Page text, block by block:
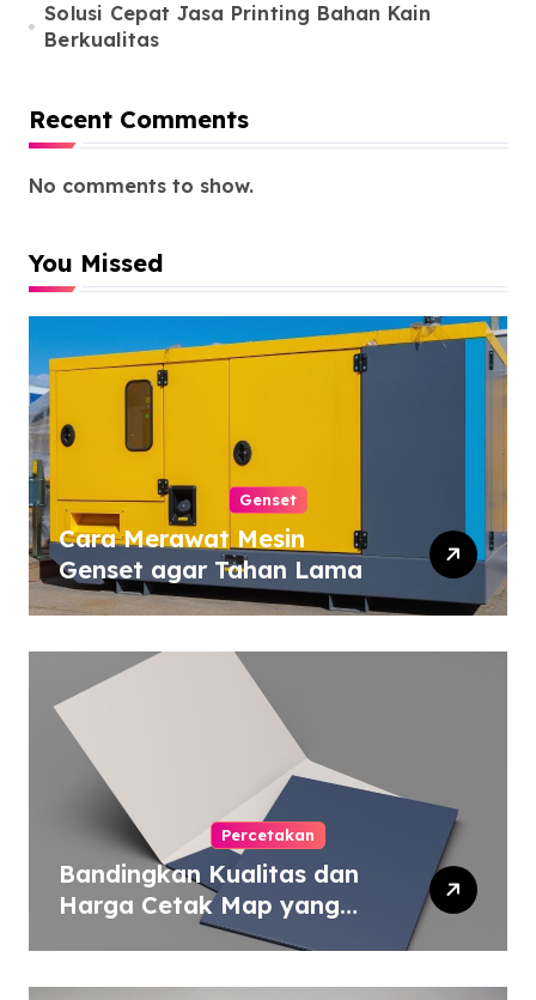
Solusi Cepat Jasa Printing Bahan Kain
Berkualitas
Recent Comments
No comments to show.
You Missed
Genset
Cara Merawat Mesin
Genset agar Tahan Lama
Percetakan
Bandingkan Kualitas dan
Harga Cetak Map yang
Murah atau Mahal